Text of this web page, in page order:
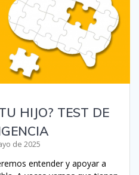
HIJO? TEST DE
de 2025
entender y apoyar a